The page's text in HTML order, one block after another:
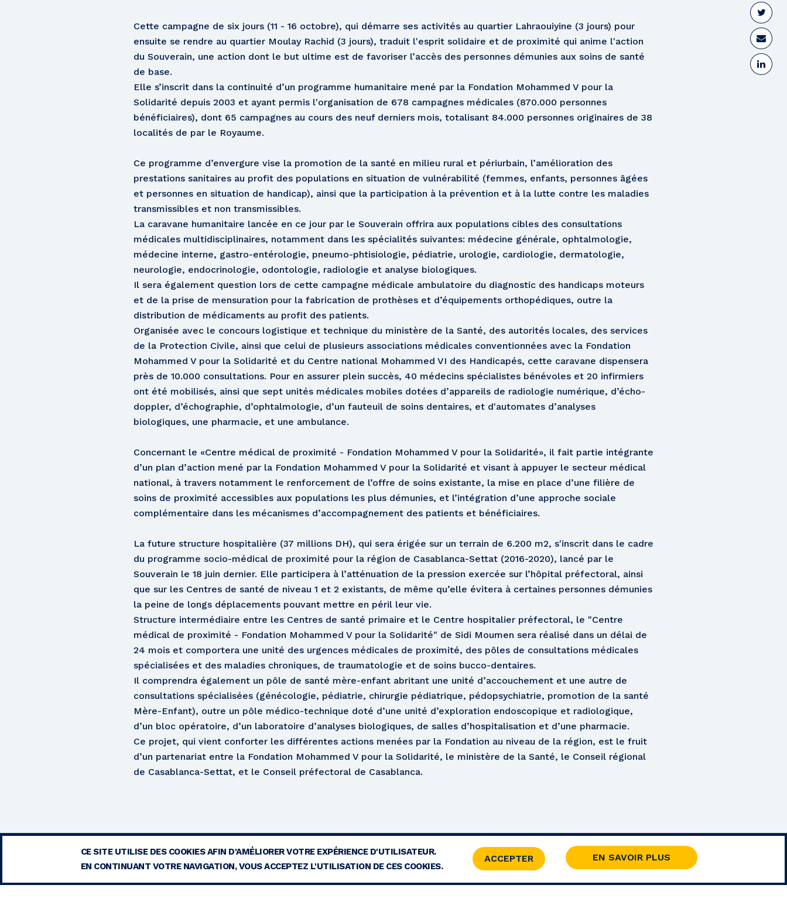
Cette campagne de six jours (11 - 16 octobre), qui démarre ses activités au quartier Lahraouiyine (3 jours) pour
ensuite se rendre au quartier Moulay Rachid (3 jours), traduit l'esprit solidaire et de proximité qui anime l'action
du Souverain, une action dont le but ultime est de favoriser l’accès des personnes démunies aux soins de santé
de base.
Elle s’inscrit dans la continuité d’un programme humanitaire mené par la Fondation Mohammed V pour la
Solidarité depuis 2003 et ayant permis l'organisation de 678 campagnes médicales (870.000 personnes
bénéficiaires), dont 65 campagnes au cours des neuf derniers mois, totalisant 84.000 personnes originaires de 38
localités de par le Royaume.
Ce programme d’envergure vise la promotion de la santé en milieu rural et périurbain, l’amélioration des
prestations sanitaires au profit des populations en situation de vulnérabilité (femmes, enfants, personnes âgées
et personnes en situation de handicap), ainsi que la participation à la prévention et à la lutte contre les maladies
transmissibles et non transmissibles.
La caravane humanitaire lancée en ce jour par le Souverain offrira aux populations cibles des consultations
médicales multidisciplinaires, notamment dans les spécialités suivantes: médecine générale, ophtalmologie,
médecine interne, gastro-entérologie, pneumo-phtisiologie, pédiatrie, urologie, cardiologie, dermatologie,
neurologie, endocrinologie, odontologie, radiologie et analyse biologiques.
Il sera également question lors de cette campagne médicale ambulatoire du diagnostic des handicaps moteurs
et de la prise de mensuration pour la fabrication de prothèses et d’équipements orthopédiques, outre la
distribution de médicaments au profit des patients.
Organisée avec le concours logistique et technique du ministère de la Santé, des autorités locales, des services
de la Protection Civile, ainsi que celui de plusieurs associations médicales conventionnées avec la Fondation
Mohammed V pour la Solidarité et du Centre national Mohammed VI des Handicapés, cette caravane dispensera
près de 10.000 consultations. Pour en assurer plein succès, 40 médecins spécialistes bénévoles et 20 infirmiers
ont été mobilisés, ainsi que sept unités médicales mobiles dotées d’appareils de radiologie numérique, d’écho-
doppler, d’échographie, d’ophtalmologie, d’un fauteuil de soins dentaires, et d'automates d’analyses
biologiques, une pharmacie, et une ambulance.
Concernant le «Centre médical de proximité - Fondation Mohammed V pour la Solidarité», il fait partie intégrante
d’un plan d’action mené par la Fondation Mohammed V pour la Solidarité et visant à appuyer le secteur médical
national, à travers notamment le renforcement de l’offre de soins existante, la mise en place d’une filière de
soins de proximité accessibles aux populations les plus démunies, et l’intégration d’une approche sociale
complémentaire dans les mécanismes d’accompagnement des patients et bénéficiaires.
La future structure hospitalière (37 millions DH), qui sera érigée sur un terrain de 6.200 m2, s'inscrit dans le cadre
du programme socio-médical de proximité pour la région de Casablanca-Settat (2016-2020), lancé par le
Souverain le 18 juin dernier. Elle participera à l’atténuation de la pression exercée sur l’hôpital préfectoral, ainsi
que sur les Centres de santé de niveau 1 et 2 existants, de même qu’elle évitera à certaines personnes démunies
la peine de longs déplacements pouvant mettre en péril leur vie.
Structure intermédiaire entre les Centres de santé primaire et le Centre hospitalier préfectoral, le "Centre
médical de proximité - Fondation Mohammed V pour la Solidarité" de Sidi Moumen sera réalisé dans un délai de
24 mois et comportera une unité des urgences médicales de proximité, des pôles de consultations médicales
spécialisées et des maladies chroniques, de traumatologie et de soins bucco-dentaires.
Il comprendra également un pôle de santé mère-enfant abritant une unité d’accouchement et une autre de
consultations spécialisées (génécologie, pédiatrie, chirurgie pédiatrique, pédopsychiatrie, promotion de la santé
Mère-Enfant), outre un pôle médico-technique doté d’une unité d’exploration endoscopique et radiologique,
d’un bloc opératoire, d’un laboratoire d’analyses biologiques, de salles d’hospitalisation et d’une pharmacie.
Ce projet, qui vient conforter les différentes actions menées par la Fondation au niveau de la région, est le fruit
d’un partenariat entre la Fondation Mohammed V pour la Solidarité, le ministère de la Santé, le Conseil régional
de Casablanca-Settat, et le Conseil préfectoral de Casablanca.
MENTIONS LÉGALES CONTACT PLAN DU SITE
© 2026 COPYRIGHT - FONDATION MOHAMMED V POUR LA SOLIDARITÉ
CE SITE UTILISE DES COOKIES AFIN D'AMÉLIORER VOTRE EXPÉRIENCE D'UTILISATEUR.
EN CONTINUANT VOTRE NAVIGATION, VOUS ACCEPTEZ L'UTILISATION DE CES COOKIES.
ACCEPTER EN SAVOIR PLUS